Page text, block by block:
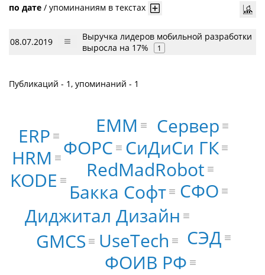
по дате / упоминаниям в текстах
08.07.2019
Выручка лидеров мобильной разработки
выросла на 17%
1
Публикаций - 1, упоминаний - 1
Бакка Софт
RedMadRobot
Диджитал Дизайн
СиДиСи ГК
ФОРС
GMCS UseTech
KODE
ФОИВ РФ
Сервер
EMM
ERP
СЭД
HRM
СФО